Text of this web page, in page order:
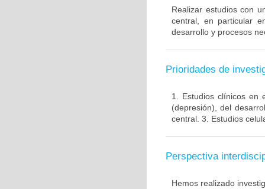
Realizar estudios con
central, en particular
desarrollo y procesos
Prioridades de
1. Estudios clínicos en
(depresión), del
central. 3. Estudios
Perspectiva
Hemos realizado